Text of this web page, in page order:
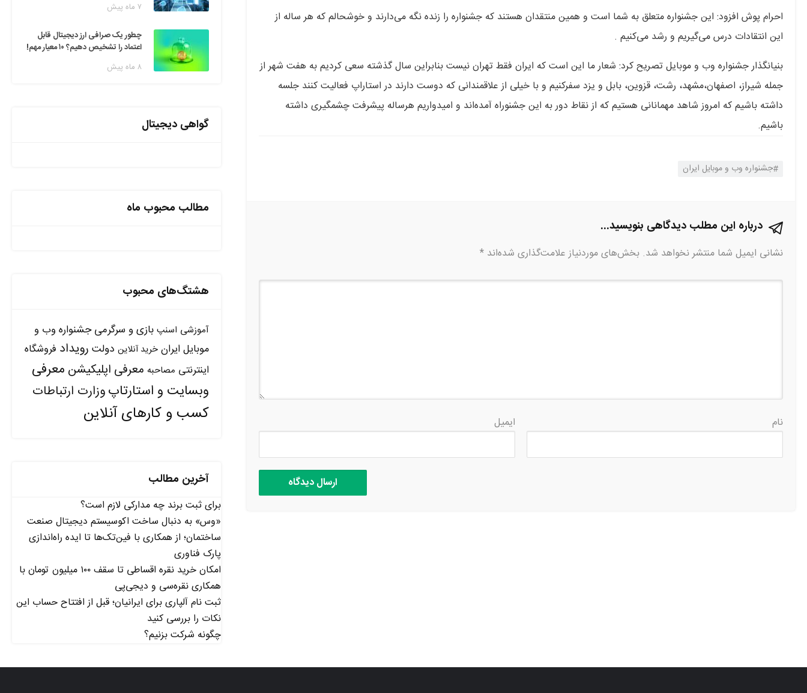
احرام پوش افزود: این جشنواره متعلق به شما است و همین منتقدان هستند که جشنواره را زنده نگه می‌دارند و خوشحالم که هر ساله از
این انتقادات درس می‌گیریم و رشد می‌کنیم .
بنیانگذار جشنواره وب و موبایل تصریح کرد: شعار ما این است که ایران فقط تهران نیست بنابراین سال گذشته سعی کردیم به هفت شهر از
جمله شیراز، اصفهان،مشهد، رشت، قزوین، بابل و یزد سفرکنیم و با خیلی از علاقمندانی که دوست دارند در استاراپ فعالیت کنند جلسه
داشته باشیم که امروز شاهد مهمانانی هستیم که از نقاط دور به این جشنوراه آمده‌اند و امیدواریم هرساله پیشرفت چشمگیری داشته
باشیم.
جشنواره وب و موبایل ایران
درباره این مطلب دیدگاهی بنویسید...
نشانی ایمیل شما منتشر نخواهد شد. بخش‌های موردنیاز علامت‌گذاری شده‌اند *
نام ایمیل
۷ ماه پیش
چطور یک صرافی ارز دیجیتال قابل
اعتماد را تشخیص دهیم؟ ۱۰ معیار مهم!
۸ ماه پیش
گواهی دیجیتال
مطالب محبوب ماه
هشتگ‌های محبوب
آموزشی اسنپ بازی و سرگرمی جشنواره وب و
موبایل ایران خرید آنلاین دولت رویداد فروشگاه
اینترنتی مصاحبه معرفی اپلیکیشن معرفی
وبسایت و استارتاپوزارت ارتباطات
کسب و کارهای آنلاین
آخرین مطالب
برای ثبت برند چه مدارکی لازم است؟
«وس» به دنبال ساخت اکوسیستم دیجیتال صنعت
ساختمان؛ از همکاری با فین‌تک‌ها تا ایده راه‌اندازی
پارک فناوری
امکان خرید نقره اقساطی تا سقف ۱۰۰ میلیون تومان با
همکاری نقره‌سی و دیجی‌پی
ثبت نام آلپاری برای ایرانیان؛ قبل از افتتاح حساب این
نکات را بررسی کنید
چگونه شرکت بزنیم؟